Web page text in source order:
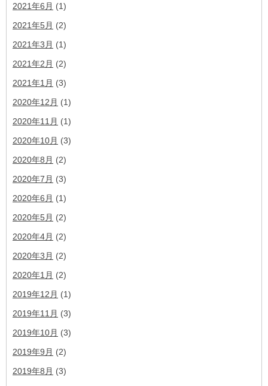
2021年6月 (1)
2021年5月 (2)
2021年3月 (1)
2021年2月 (2)
2021年1月 (3)
2020年12月 (1)
2020年11月 (1)
2020年10月 (3)
2020年8月 (2)
2020年7月 (3)
2020年6月 (1)
2020年5月 (2)
2020年4月 (2)
2020年3月 (2)
2020年1月 (2)
2019年12月 (1)
2019年11月 (3)
2019年10月 (3)
2019年9月 (2)
2019年8月 (3)